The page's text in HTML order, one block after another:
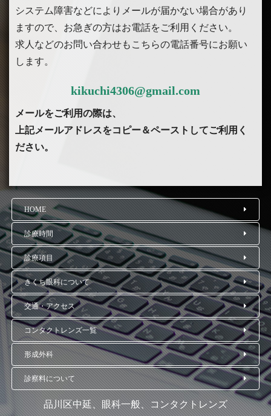
システム障害などによりメールが届かない場合があり
ますので、お急ぎの方はお電話をご利用ください。
求人などのお問い合わせもこちらの電話番号にお願い
します。
kikuchi4306@gmail.com
メールをご利用の際は、
上記メールアドレスをコピー＆ペーストしてご利用く
ださい。
HOME
診療時間
診療項目
きくち眼科について
交通・アクセス
コンタクトレンズ一覧
形成外科
診察料について
品川区中延、眼科一般、コンタクトレンズ